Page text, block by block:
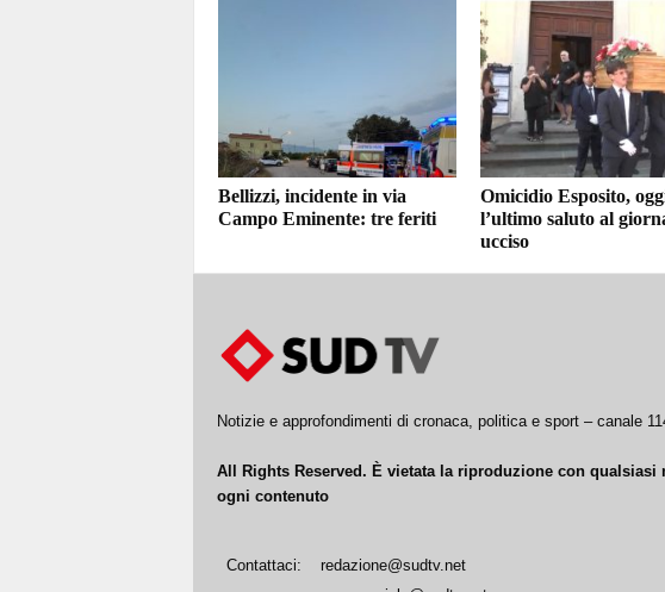
Bellizzi, incidente in via
Campo Eminente: tre feriti
Omicidio Esposito,
l’ultimo saluto al
ucciso
Notizie e approfondimenti di cronaca, politica e sport – canale
All Rights Reserved. È vietata la riproduzione con qualsiasi
ogni contenuto
Contattaci:
redazione@sudtv.net